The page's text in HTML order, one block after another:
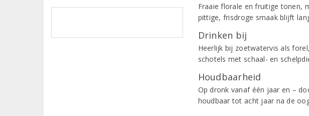
Fraaie florale en fruitige tonen,
pittige, frisdroge smaak blijft
Drinken bij
Heerlijk bij zoetwatervis als
schotels met schaal- en
Houdbaarheid
Op dronk vanaf één jaar en –
houdbaar tot acht jaar na de